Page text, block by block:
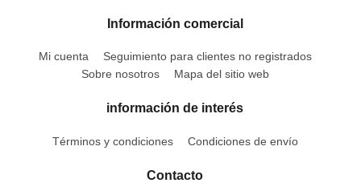
Información comercial
Mi cuenta
Seguimiento para clientes no registrados
Sobre nosotros
Mapa del sitio web
información de interés
Términos y condiciones Condiciones de envío
Contacto